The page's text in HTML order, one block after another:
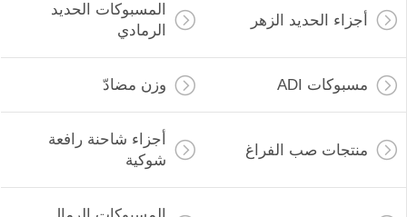
أجزاء الحديد الزهر
المسبوكات الحديد
الرمادي
مسبوكات ADI وزن مضادّ
منتجات صب الفراغ
أجزاء شاحنة رافعة
شوكية